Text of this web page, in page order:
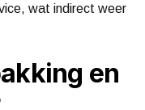
wat indirect weer
en